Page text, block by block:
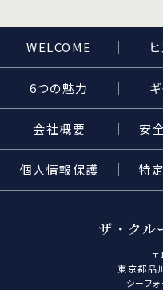
WELCOME
6つの魅力
会社概要 安
個人情報保護 特
ザ・クル
東京都品
シーフ